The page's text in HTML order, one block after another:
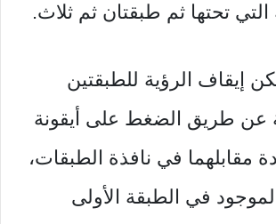
التي تحتها ثم طبقتان ثم ثلاث.
إيقاف الرؤية للطبقتين
عن طريق الضغط على أيقونة
مقابلهما في نافذة الطبقات،
في الطبقة الأولى